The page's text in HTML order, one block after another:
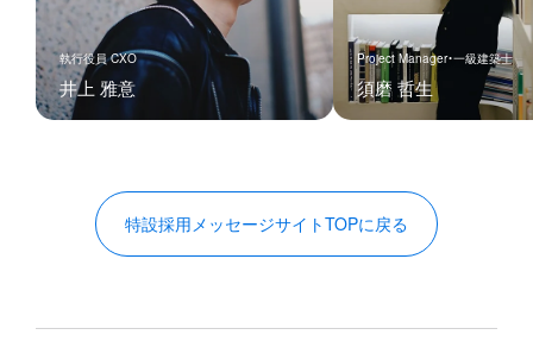
執行役員 CXO
井上 雅意
Project Manager・一級建築士
須磨 哲生
特設採用メッセージサイトTOPに戻る